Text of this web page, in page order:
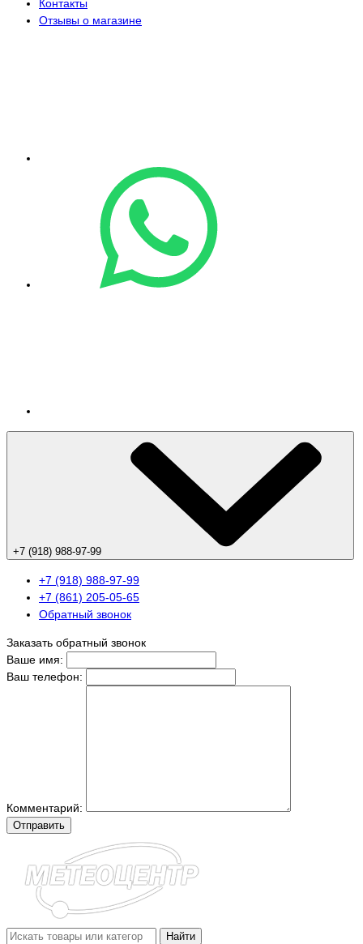
Контакты
Отзывы о магазине
+7 (918) 988-97-99
+7 (918) 988-97-99
+7 (861) 205-05-65
Обратный звонок
Заказать обратный звонок
Ваше имя:
Ваш телефон:
Комментарий:
Отправить
Найти